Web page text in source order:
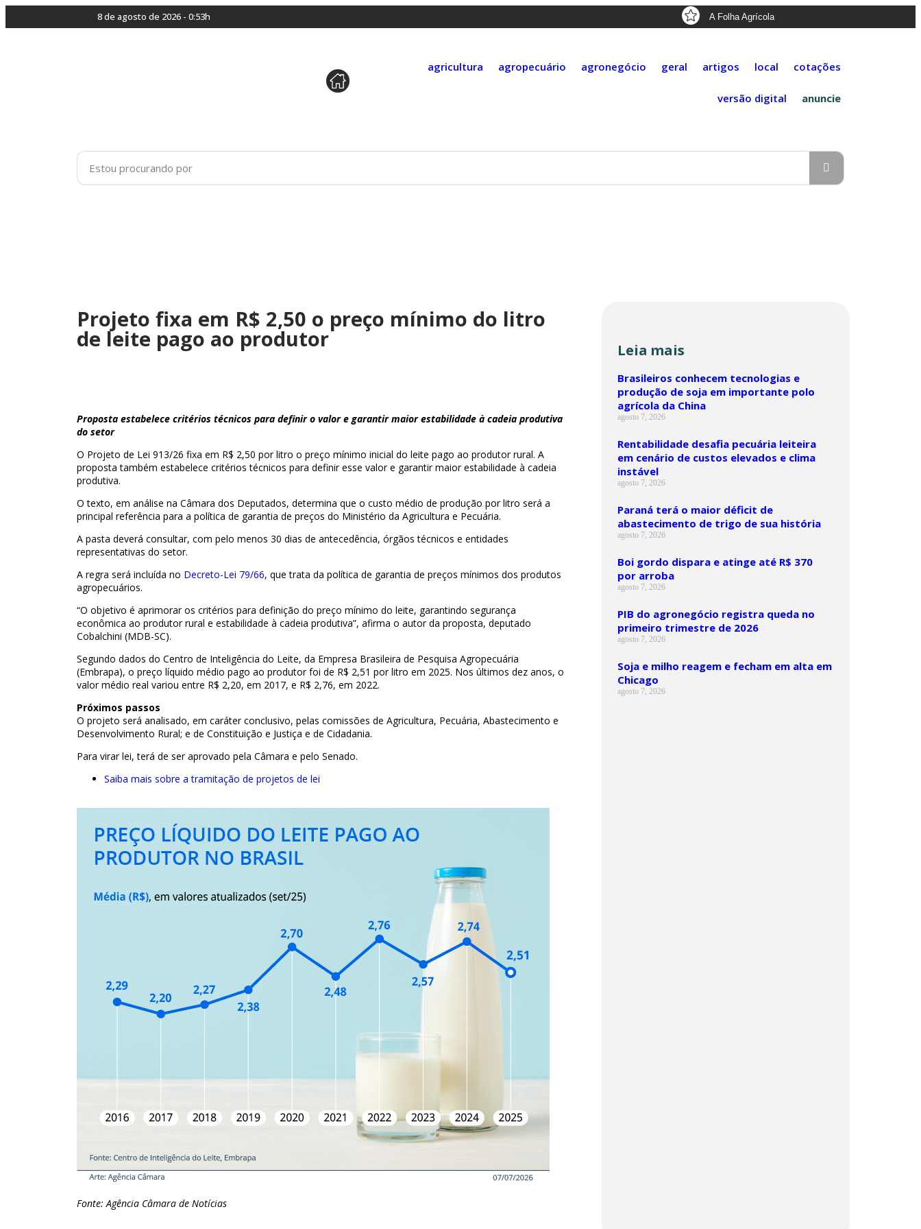
8 de agosto de 2026 - 0:53h A Folha Agrícola
agricultura agropecuário agronegócio geral artigos local cotações
versão digital anuncie
Projeto fixa em R$ 2,50 o preço mínimo do litro
de leite pago ao produtor
Proposta estabelece critérios técnicos para definir o valor e garantir maior estabilidade à cadeia produtiva
do setor
O Projeto de Lei 913/26 fixa em R$ 2,50 por litro o preço mínimo inicial do leite pago ao produtor rural. A
proposta também estabelece critérios técnicos para definir esse valor e garantir maior estabilidade à cadeia
produtiva.
O texto, em análise na Câmara dos Deputados, determina que o custo médio de produção por litro será a
principal referência para a política de garantia de preços do Ministério da Agricultura e Pecuária.
A pasta deverá consultar, com pelo menos 30 dias de antecedência, órgãos técnicos e entidades
representativas do setor.
A regra será incluída no Decreto-Lei 79/66, que trata da política de garantia de preços mínimos dos produtos
agropecuários.
“O objetivo é aprimorar os critérios para definição do preço mínimo do leite, garantindo segurança
econômica ao produtor rural e estabilidade à cadeia produtiva”, afirma o autor da proposta, deputado
Cobalchini (MDB-SC).
Segundo dados do Centro de Inteligência do Leite, da Empresa Brasileira de Pesquisa Agropecuária
(Embrapa), o preço líquido médio pago ao produtor foi de R$ 2,51 por litro em 2025. Nos últimos dez anos, o
valor médio real variou entre R$ 2,20, em 2017, e R$ 2,76, em 2022.
Próximos passos
O projeto será analisado, em caráter conclusivo, pelas comissões de Agricultura, Pecuária, Abastecimento e
Desenvolvimento Rural; e de Constituição e Justiça e de Cidadania.
Para virar lei, terá de ser aprovado pela Câmara e pelo Senado.
Saiba mais sobre a tramitação de projetos de lei
Fonte: Agência Câmara de Notícias
Leia mais
Brasileiros conhecem tecnologias e
produção de soja em importante polo
agrícola da China
agosto 7, 2026
Rentabilidade desafia pecuária leiteira
em cenário de custos elevados e clima
instável
agosto 7, 2026
Paraná terá o maior déficit de
abastecimento de trigo de sua história
agosto 7, 2026
Boi gordo dispara e atinge até R$ 370
por arroba
agosto 7, 2026
PIB do agronegócio registra queda no
primeiro trimestre de 2026
agosto 7, 2026
Soja e milho reagem e fecham em alta em
Chicago
agosto 7, 2026